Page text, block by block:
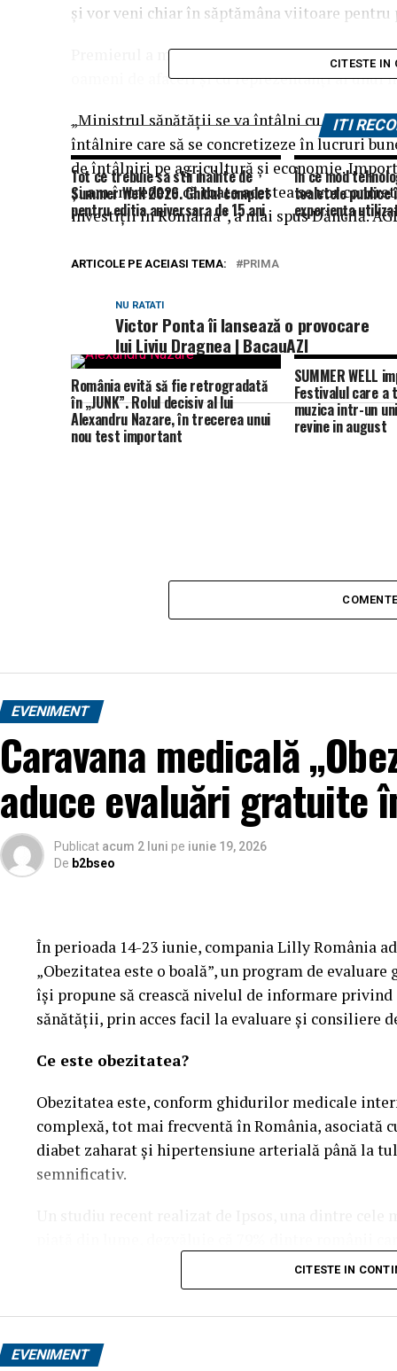
şi vor veni chiar în săptămâna viitoare
Premierul a mai spus că joi va continua
oameni de afaceri şi cu reprezentanţi ai
„Ministrul sănătăţii se va întâlni cu medicii
întâlnire care să se concretizeze în lucruri
de întâlniri pe agricultură şi economie.
şi am încredere că toate acestea se vor
investiţii în România”, a mai spus Dăncilă.
ARTICOLE PE ACEIASI TEMA: PRIMA
NU RATATI
Victor Ponta îi lansează o provocare
lui Liviu Dragnea | BacauAZI
CITESTE IN
ITI
Tot ce trebuie sa stii inainte de
Summer Well 2026. Ghidul complet
pentru editia aniversara de 15 ani
În ce mod
toaletele publice
experiența
România evită să fie retrogradată
în „JUNK”. Rolul decisiv al lui
Alexandru Nazare, în trecerea unui
nou test important
SUMMER WELL
Festivalul care
muzica intr-un
revine in august
EVENIMENT
Caravana medicală
aduce evaluări gratuite
Publicat acum 2 luni pe iunie 19, 2026
De b2bseo
În perioada 14-23 iunie, compania Lilly România
„Obezitatea este o boală”, un program de
își propune să crească nivelul de informare
sănătății, prin acces facil la evaluare și consiliere
Ce este obezitatea?
Obezitatea este, conform ghidurilor medicale
complexă, tot mai frecventă în România, asociată
diabet zaharat și hipertensiune arterială până la
semnificativ.
afecțiunea lor „se poate preveni prin alegeri
studiate și cu mult peste media globală de 66%.
că, dincolo de stilul de viață, există o rezistență
CITESTE IN
EVENIMENT